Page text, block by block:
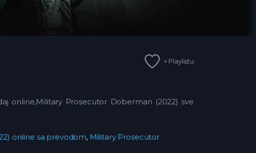
+ Playlistu
online,Military Prosecutor Doberman (2022) sve
online sa prevodom, Military Prosecutor